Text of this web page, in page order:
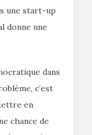
une start-up
donne une
dans
c’est
en
chance de